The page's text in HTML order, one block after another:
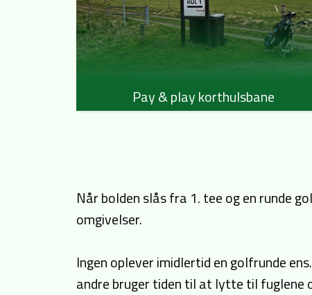
Pay & play korthulsbane
Når bolden slås fra 1. tee og en runde
omgivelser.
Ingen oplever imidlertid en golfrunde
andre bruger tiden til at lytte til fuglene